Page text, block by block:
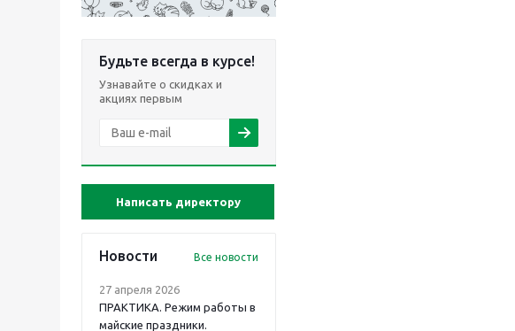
Будьте всегда в курсе!
Узнавайте о скидках и
акциях первым
Написать директору
Новости Все новости
27 апреля 2026
ПРАКТИКА. Режим работы в
майские праздники.